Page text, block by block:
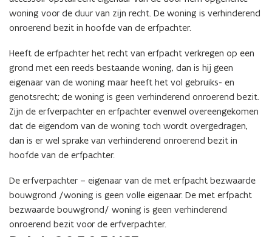
woning voor de duur van zijn recht. De woning is verhinderend
onroerend bezit in hoofde van de erfpachter.
Heeft de erfpachter het recht van erfpacht verkregen op een
grond met een reeds bestaande woning, dan is hij geen
eigenaar van de woning maar heeft het vol gebruiks- en
genotsrecht; de woning is geen verhinderend onroerend bezit.
Zijn de erfverpachter en erfpachter evenwel overeengekomen
dat de eigendom van de woning toch wordt overgedragen,
dan is er wel sprake van verhinderend onroerend bezit in
hoofde van de erfpachter.
De erfverpachter – eigenaar van de met erfpacht bezwaarde
bouwgrond /woning is geen volle eigenaar. De met erfpacht
bezwaarde bouwgrond/ woning is geen verhinderend
onroerend bezit voor de erfverpachter.